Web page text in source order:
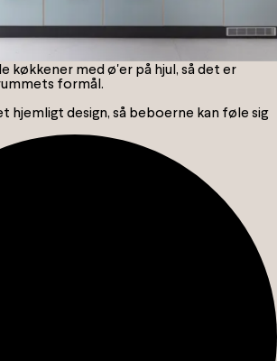
køkkener med ø'er på hjul, så det er
formål.
hjemligt design, så beboerne kan føle sig